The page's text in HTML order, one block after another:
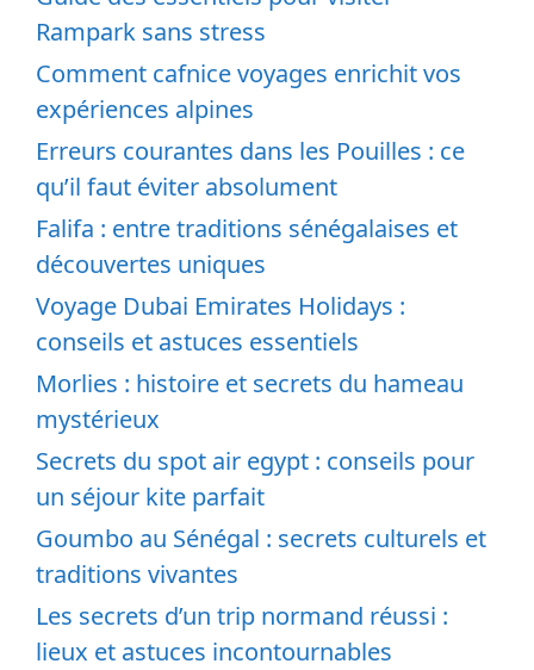
Rampark sans stress
Comment cafnice voyages enrichit vos
expériences alpines
Erreurs courantes dans les Pouilles : ce
qu’il faut éviter absolument
Falifa : entre traditions sénégalaises et
découvertes uniques
Voyage Dubai Emirates Holidays :
conseils et astuces essentiels
Morlies : histoire et secrets du hameau
mystérieux
Secrets du spot air egypt : conseils pour
un séjour kite parfait
Goumbo au Sénégal : secrets culturels et
traditions vivantes
Les secrets d’un trip normand réussi :
lieux et astuces incontournables